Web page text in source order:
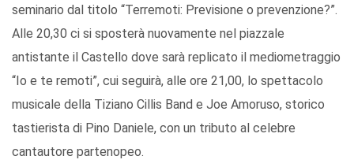
seminario dal titolo “Terremoti: Previsione o prevenzione?”.
Alle 20,30 ci si sposterà nuovamente nel piazzale
antistante il Castello dove sarà replicato il mediometraggio
“Io e te remoti”, cui seguirà, alle ore 21,00, lo spettacolo
musicale della Tiziano Cillis Band e Joe Amoruso, storico
tastierista di Pino Daniele, con un tributo al celebre
cantautore partenopeo.